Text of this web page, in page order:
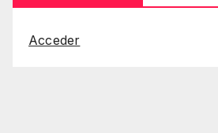
Acceder